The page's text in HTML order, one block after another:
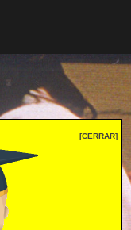
[CERRAR]
el